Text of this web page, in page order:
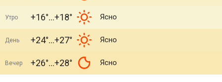
Утро +16° +18° Ясно
День +24° +27° Ясно
Вечер +26° +28° Ясно